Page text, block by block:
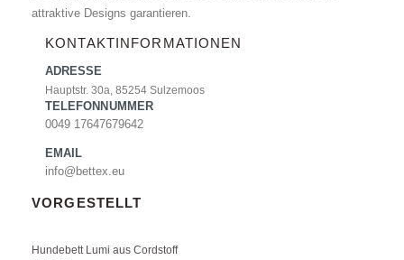
attraktive Designs garantieren.
KONTAKTINFORMATIONEN
ADRESSE
Hauptstr. 30a, 85254 Sulzemoos
TELEFONNUMMER
0049 17647679642
EMAIL
info@bettex.eu
VORGESTELLT
Hundebett Lumi aus Cordstoff